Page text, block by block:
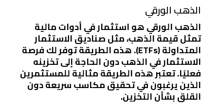
الذهب الورقي
الذهب الورقي هو استثمار في أدوات مالية
تمثل قيمة الذهب، مثل صناديق الاستثمار
المتداولة (ETFs). هذه الطريقة توفر لك فرصة
الاستثمار في الذهب دون الحاجة إلى تخزينه
فعليًا. تعتبر هذه الطريقة مثالية للمستثمرين
الذين يرغبون في تحقيق مكاسب سريعة دون
القلق بشأن التخزين.